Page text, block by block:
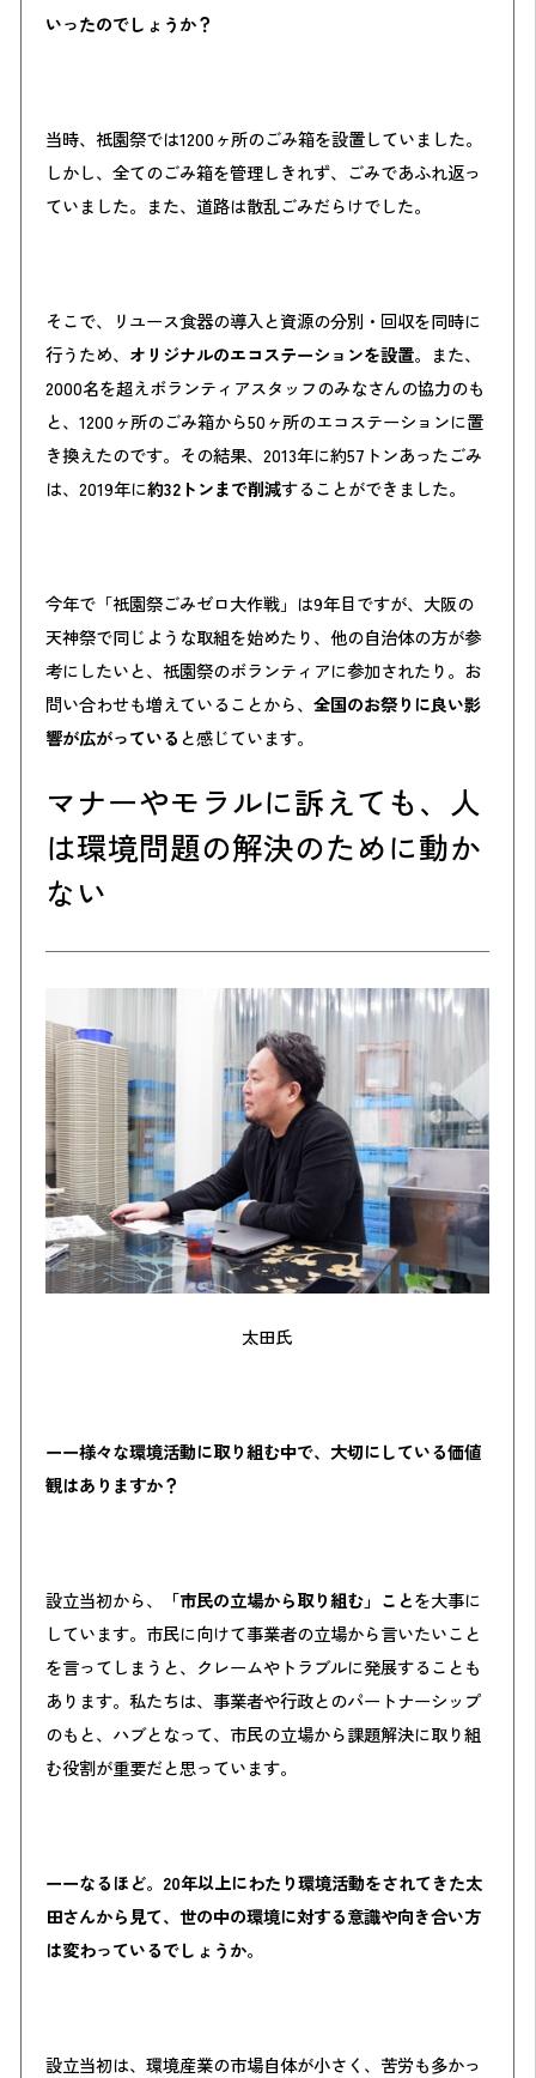
いったのでしょうか？
当時、祇園祭では1200ヶ所のごみ箱を設置していました。
しかし、全てのごみ箱を管理しきれず、ごみであふれ返っ
ていました。また、道路は散乱ごみだらけでした。
そこで、リユース食器の導入と資源の分別・回収を同時に
行うため、 オリジナルのエコステーションを設置。また、
2000名を超えボランティアスタッフのみなさんの協力のも
と、1200ヶ所のごみ箱から50ヶ所のエコステーションに置
き換えたのです。その結果、2013年に約57トンあったごみ
は、2019年に約32トンまで削減することができました。
今年で「祇園祭ごみゼロ大作戦」は9年目ですが、大阪の
天神祭で同じような取組を始めたり、他の自治体の方が参
考にしたいと、祇園祭のボランティアに参加されたり。お
問い合わせも増えていることから、 全国のお祭りに良い影
響が広がっている と感じています。
マナーやモラルに訴えても、人
は環境問題の解決のために動か
ない
太田氏
ーー様々な環境活動に取り組む中で、大切にしている価値
観はありますか？
設立当初から、 「市民の立場から取り組む」ことを大事に
しています。市民に向けて事業者の立場から言いたいこと
を言ってしまうと、クレームやトラブルに発展することも
あります。私たちは、事業者や行政とのパートナーシップ
のもと、ハブとなって、市民の立場から課題解決に取り組
む役割が重要だと思っています。
ーーなるほど。20年以上にわた り環境活動をされてきた太
田さんから見て、世の中の環境に対する意識や向き合い方
は変わっているでしょうか。
設立当初は、環境産業の市場自体が小さく、苦労も多かっ